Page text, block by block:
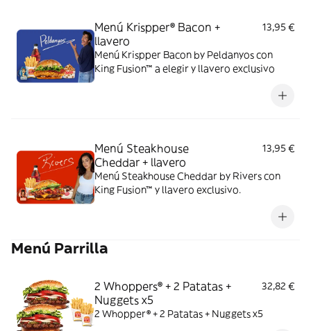
Menú Krispper® Bacon +
llavero
13,95 €
Menú Krispper Bacon by Peldanyos con
King Fusion™ a elegir y llavero exclusivo
Menú Steakhouse
Cheddar + llavero
13,95 €
Menú Steakhouse Cheddar by Rivers con
King Fusion™ y llavero exclusivo.
Menú Parrilla
2 Whoppers® + 2 Patatas +
Nuggets x5
32,82 €
2 Whopper® + 2 Patatas + Nuggets x5